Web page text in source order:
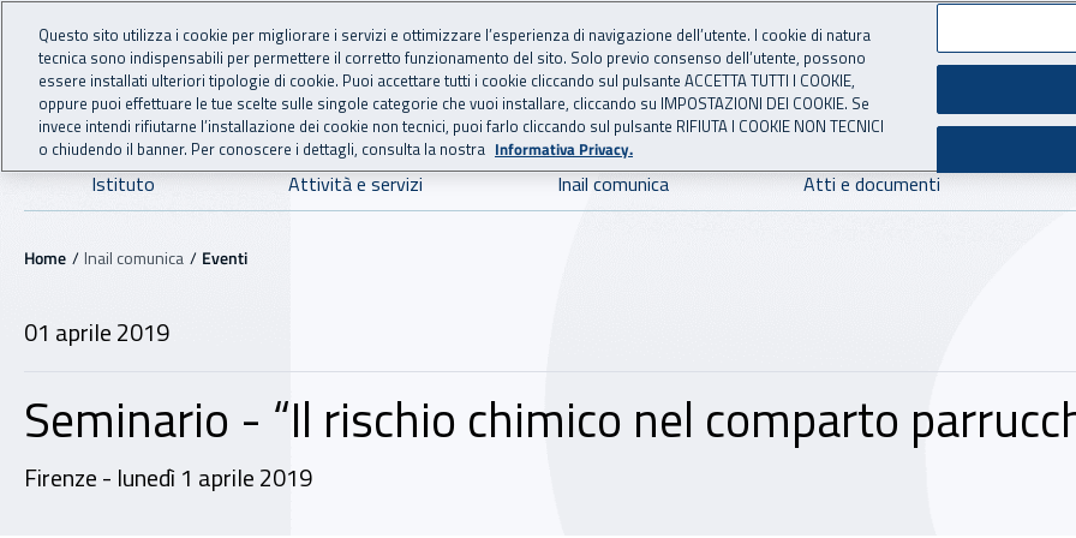
Vai al menu principale
Vai al contenuto principale
INAIL - Istituto Nazionale per l'Assicurazione
Navigazione principale
Istituto Attività e servizi Inail comunica Atti e documenti
Navigazione - Ti trovi in:
Home Inail comunica Eventi
01 aprile 2019
Seminario - “Il rischio chimico nel comparto
Firenze - lunedì 1 aprile 2019
Questo sito utilizza i cookie per migliorare i servizi e ottimizzare l’esperienza di navigazione dell’utente. I cookie di natura
tecnica sono indispensabili per permettere il corretto funzionamento del sito. Solo previo consenso dell’utente, possono
essere installati ulteriori tipologie di cookie. Puoi accettare tutti i cookie cliccando sul pulsante ACCETTA TUTTI I COOKIE,
oppure puoi effettuare le tue scelte sulle singole categorie che vuoi installare, cliccando su IMPOSTAZIONI DEI COOKIE. Se
invece intendi rifiutarne l’installazione dei cookie non tecnici, puoi farlo cliccando sul pulsante RIFIUTA I COOKIE NON TECNICI
o chiudendo il banner. Per conoscere i dettagli, consulta la nostra Informativa Privacy.